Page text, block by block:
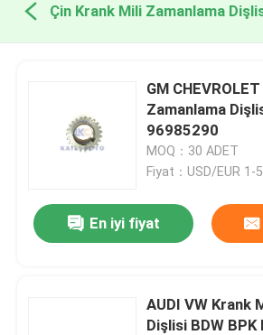
Çin Krank Mili Zamanlama
GM
Zamanlama
96985290
MOQ：30 ADET
Fiyat：USD/EUR 1-
En iyi fiyat
AUDI VW Krank
Dişlisi BDW BPK